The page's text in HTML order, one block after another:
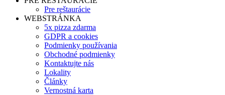
Pre reštaurácie
WEBSTRÁNKA
5x pizza zdarma
GDPR a cookies
Podmienky používania
Obchodné podmienky
Kontaktujte nás
Lokality
Články
Vernostná karta